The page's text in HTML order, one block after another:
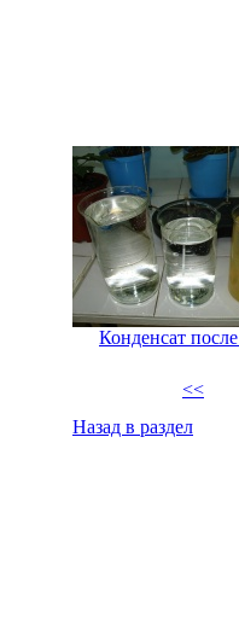
Конденсат
<<
Назад в раздел